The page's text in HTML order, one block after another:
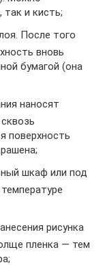
так и кисть;
После того
вновь
бумагой (она
наносят
поверхность
шкаф или под
рисунка
пленка — тем